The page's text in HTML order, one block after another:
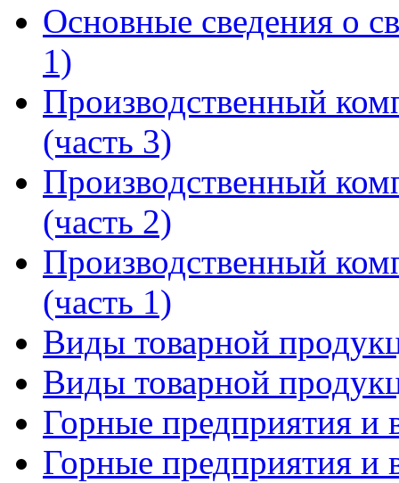
Основные сведения о
1)
Производственный
(часть 3)
Производственный
(часть 2)
Производственный
(часть 1)
Виды товарной
Виды товарной
Горные предприятия и
Горные предприятия и